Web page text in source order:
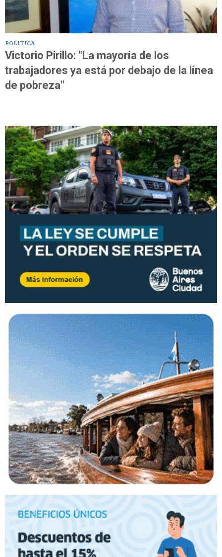
POLITICA
Victorio Pirillo: "La mayoría de los
trabajadores ya está por debajo de la línea
de pobreza"